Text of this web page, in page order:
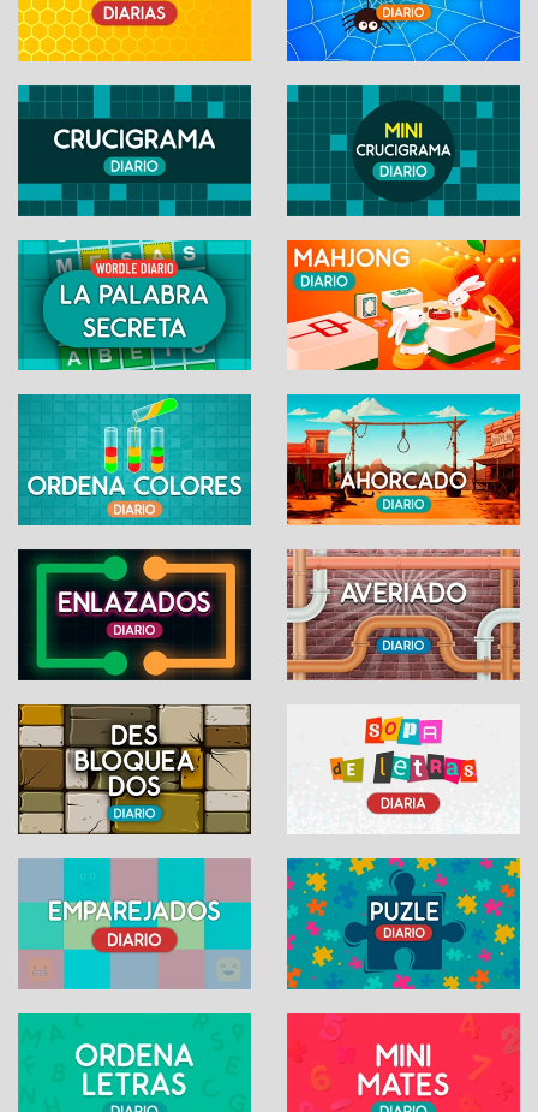
palabra
Comparte tu logro:
WhatsApp